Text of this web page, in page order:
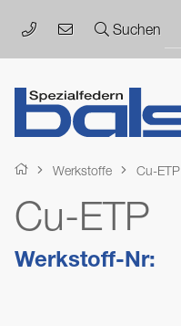
Suchen
Werkstoffe Cu-ETP
Cu-ETP
Werkstoff-Nr: